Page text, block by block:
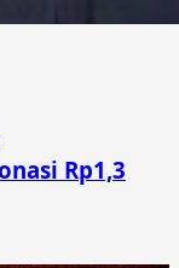
Rp1,3